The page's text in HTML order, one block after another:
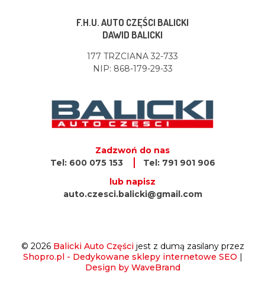
F.H.U. AUTO CZĘŚCI BALICKI
DAWID BALICKI
177 TRZCIANA 32-733
NIP: 868-179-29-33
Zadzwoń do nas
Tel: 600 075 153
Tel: 791 901 906
lub napisz
auto.czesci.balicki@gmail.com
© 2026 Balicki Auto Częścijest z dumą zasilany przez
Shopro.pl - Dedykowane sklepy internetowe SEO |
Design by WaveBrand